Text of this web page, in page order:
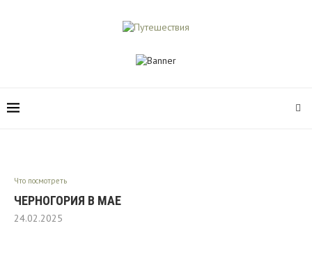
Что посмотреть
ЧЕРНОГОРИЯ В МАЕ
24.02.2025